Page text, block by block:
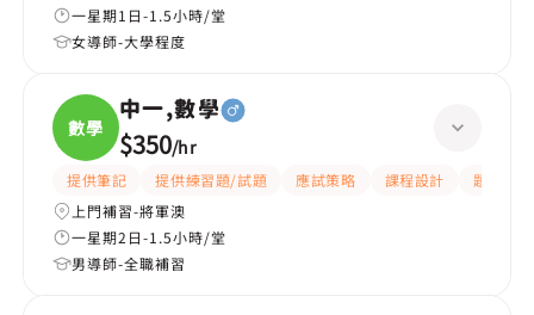
一星期1日-1.5小時/堂
女導師-大學程度
數學
中一,數學
$350/hr
提供筆記 提供練習題/試題 應試策略 課程設計
題目講解
上門補習-將軍澳
一星期2日-1.5小時/堂
男導師-全職補習